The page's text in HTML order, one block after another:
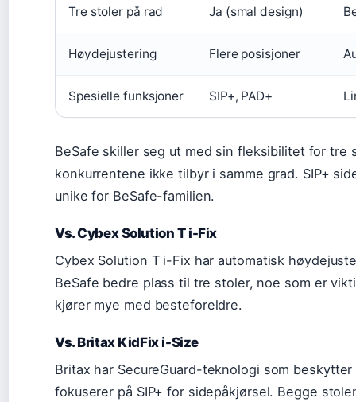
Tre stoler på rad Ja (smal design)
Høydejustering Flere posisjoner
Spesielle funksjoner SIP+, PAD+
BeSafe skiller seg ut med sin fleksibilitet for tre
konkurrentene ikke tilbyr i samme grad. SIP+
unike for BeSafe-familien.
Vs. Cybex Solution T i-Fix
Cybex Solution T i-Fix har automatisk
BeSafe bedre plass til tre stoler, noe som er
kjører mye med besteforeldre.
Vs. Britax KidFix i-Size
Britax har SecureGuard-teknologi som
fokuserer på SIP+ for sidepåkjørsel. Begge